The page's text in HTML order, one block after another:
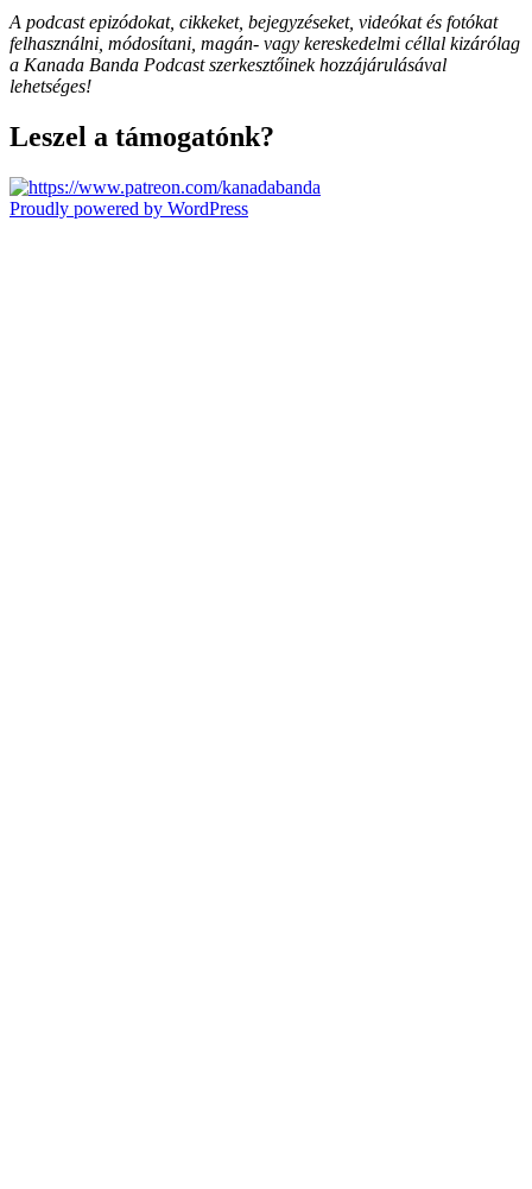
A podcast epizódokat, cikkeket, bejegyzéseket, videókat és fotókat
felhasználni, módosítani, magán- vagy kereskedelmi céllal kizárólag
a Kanada Banda Podcast szerkesztőinek hozzájárulásával
lehetséges!
Leszel a támogatónk?
Proudly powered by WordPress